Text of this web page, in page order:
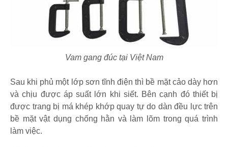
Vam gang đúc tại Việt Nam
Sau khi phủ một lớp sơn tĩnh điện thì bề mặt cảo dày hơn
và chịu được áp suất lớn khi siết. Bên cạnh đó thiết bị
được trang bị má khép khớp quay tự do dàn đều lực trên
bề mặt vật dụng chống hằn và làm lõm trong quá trình
làm việc.